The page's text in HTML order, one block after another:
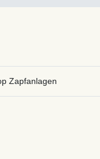
Zapfanlagen